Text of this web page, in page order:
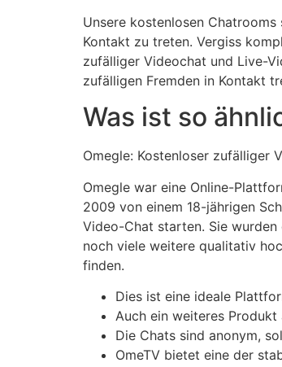
Unsere kostenlosen
Kontakt zu treten. Vergiss
zufälliger Videochat und Live-
zufälligen Fremden in Kontakt
Was ist so
Omegle: Kostenloser zufälliger
Omegle war eine Online-
2009 von einem 18-jährigen
Video-Chat starten. Sie
noch viele weitere qualitativ
finden.
Dies ist eine ideale
Auch ein weiteres
Die Chats sind anonym,
OmeTV bietet eine der